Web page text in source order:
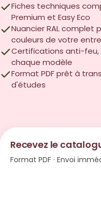
Fiches techniques
Premium et Easy Eco
Nuancier RAL complet
couleurs de votre
Certifications anti-feu,
chaque modèle
Format PDF prêt à
d'études
Recevez le
Format PDF · Envoi